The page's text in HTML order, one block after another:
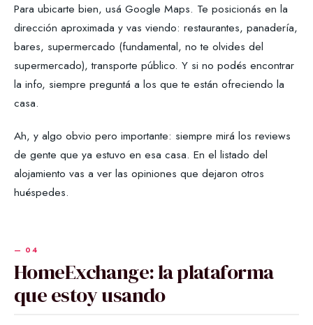
Para ubicarte bien, usá Google Maps. Te posicionás en la
dirección aproximada y vas viendo: restaurantes, panadería,
bares, supermercado (fundamental, no te olvides del
supermercado), transporte público. Y si no podés encontrar
la info, siempre preguntá a los que te están ofreciendo la
casa.
Ah, y algo obvio pero importante: siempre mirá los reviews
de gente que ya estuvo en esa casa. En el listado del
alojamiento vas a ver las opiniones que dejaron otros
huéspedes.
HomeExchange: la plataforma
que estoy usando